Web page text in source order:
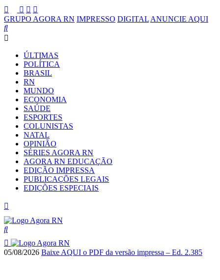
GRUPO AGORA RN IMPRESSO DIGITAL ANUNCIE AQUI
ÚLTIMAS
POLÍTICA
BRASIL
RN
MUNDO
ECONOMIA
SAÚDE
ESPORTES
COLUNISTAS
NATAL
OPINIÃO
SÉRIES AGORA RN
AGORA RN EDUCAÇÃO
EDIÇÃO IMPRESSA
PUBLICAÇÕES LEGAIS
EDIÇÕES ESPECIAIS
05/08/2026 Baixe AQUI o PDF da versão impressa – Ed. 2.385